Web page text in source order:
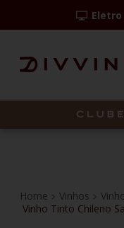
Vinhos
Vinho Tinto Chileno